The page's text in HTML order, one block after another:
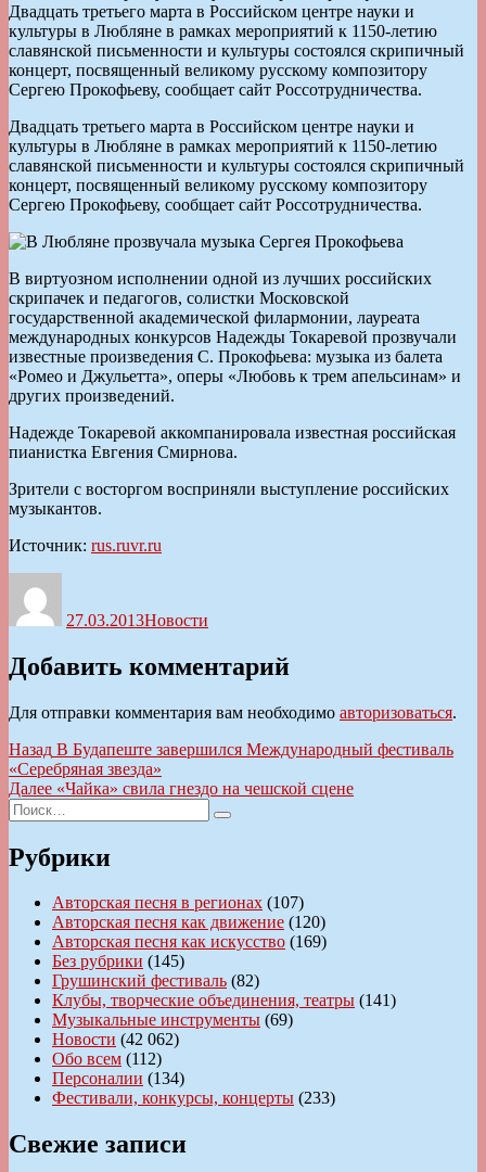
Двадцать третьего марта в Российском центре науки и
культуры в Любляне в рамках мероприятий к 1150-летию
славянской письменности и культуры состоялся скрипичный
концерт, посвященный великому русскому композитору
Сергею Прокофьеву, сообщает сайт Россотрудничества.
Двадцать третьего марта в Российском центре науки и
культуры в Любляне в рамках мероприятий к 1150-летию
славянской письменности и культуры состоялся скрипичный
концерт, посвященный великому русскому композитору
Сергею Прокофьеву, сообщает сайт Россотрудничества.
В виртуозном исполнении одной из лучших российских
скрипачек и педагогов, солистки Московской
государственной академической филармонии, лауреата
международных конкурсов Надежды Токаревой прозвучали
известные произведения С. Прокофьева: музыка из балета
«Ромео и Джульетта», оперы «Любовь к трем апельсинам» и
других произведений.
Надежде Токаревой аккомпанировала известная российская
пианистка Евгения Смирнова.
Зрители с восторгом восприняли выступление российских
музыкантов.
Источник: rus.ruvr.ru
27.03.2013Новости
Добавить комментарий
Для отправки комментария вам необходимо авторизоваться.
Навигация
по
записям
Назад Предыдущая
запись:
В Будапеште завершился Международный фестиваль
«Серебряная звезда»
Далее Следующая
«Чайка» свила гнездо на чешской сцене
Искать:
Поиск
Рубрики
Авторская песня в регионах (107)
Авторская песня как движение (120)
Авторская песня как искусство (169)
Без рубрики (145)
Грушинский фестиваль (82)
Клубы, творческие объединения, театры (141)
Музыкальные инструменты (69)
Новости (42 062)
Обо всем (112)
Персоналии (134)
Фестивали, конкурсы, концерты (233)
Свежие записи